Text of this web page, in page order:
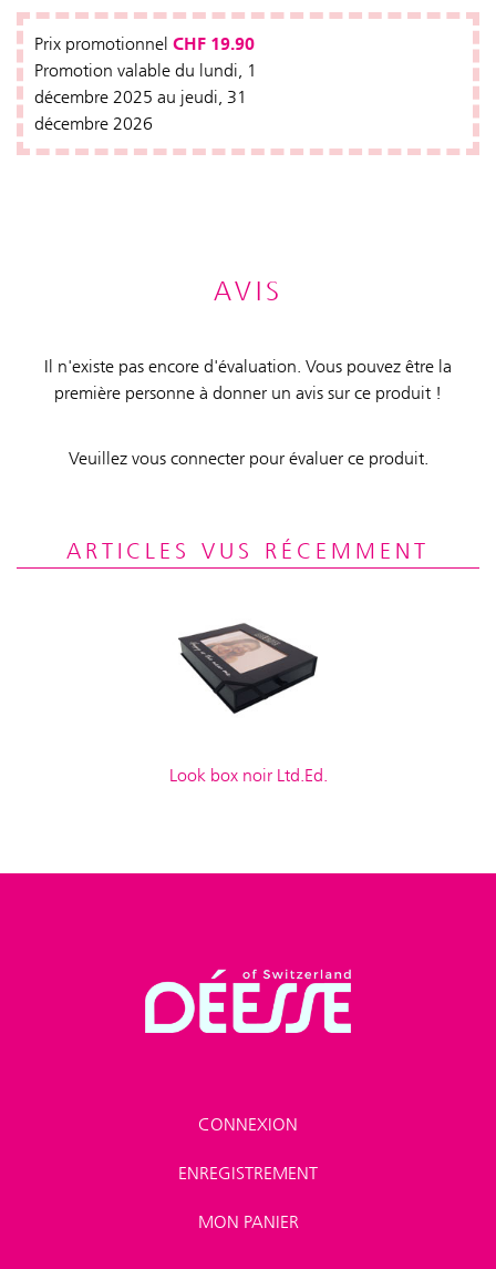
Prix promotionnel CHF 19.90
Promotion valable du lundi, 1
décembre 2025 au jeudi, 31
décembre 2026
AVIS
Il n'existe pas encore d'évaluation. Vous pouvez être la
première personne à donner un avis sur ce produit !
Veuillez vous connecter pour évaluer ce produit.
ARTICLES VUS RÉCEMMENT
Look box noir Ltd.Ed.
CONNEXION
ENREGISTREMENT
MON PANIER